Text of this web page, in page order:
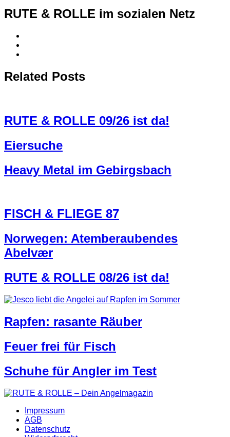
RUTE & ROLLE im sozialen Netz
Related Posts
RUTE & ROLLE 09/26 ist da!
Eiersuche
Heavy Metal im Gebirgsbach
FISCH & FLIEGE 87
Norwegen: Atemberaubendes
Abelvær
RUTE & ROLLE 08/26 ist da!
Rapfen: rasante Räuber
Feuer frei für Fisch
Schuhe für Angler im Test
Impressum
AGB
Datenschutz